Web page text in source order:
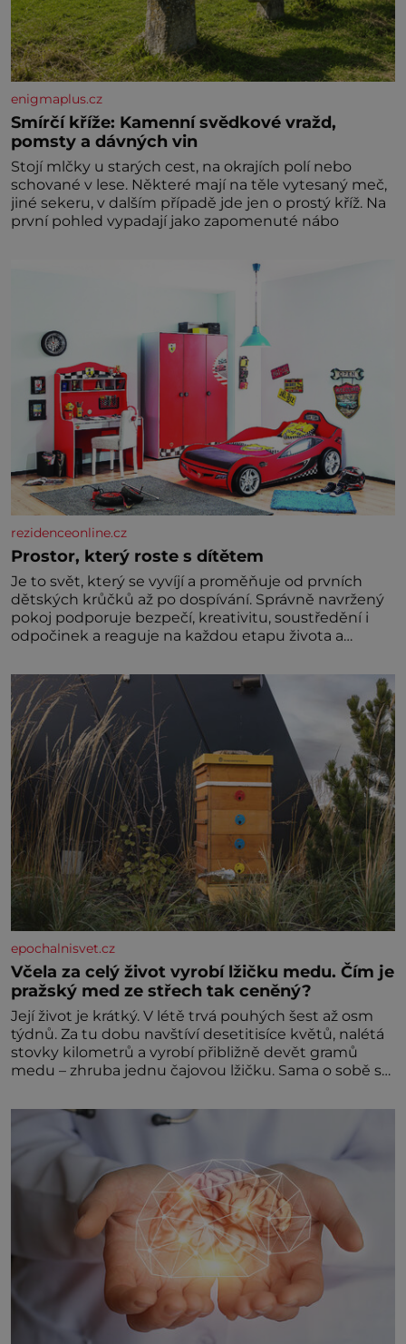
enigmaplus.cz
Smírčí kříže: Kamenní svědkové vražd,
pomsty a dávných vin
Stojí mlčky u starých cest, na okrajích polí nebo
schované v lese. Některé mají na těle vytesaný meč,
jiné sekeru, v dalším případě jde jen o prostý kříž. Na
první pohled vypadají jako zapomenuté nábo
rezidenceonline.cz
Prostor, který roste s dítětem
Je to svět, který se vyvíjí a proměňuje od prvních
dětských krůčků až po dospívání. Správně navržený
pokoj podporuje bezpečí, kreativitu, soustředění i
odpočinek a reaguje na každou etapu života a
jednoduchost, měkkost a bezpečí, proto by pokoj
miminka měl působit především klidně a útulně.
Předškolní věk je
epochalnisvet.cz
Včela za celý život vyrobí lžičku medu. Čím je
pražský med ze střech tak ceněný?
Její život je krátký. V létě trvá pouhých šest až osm
týdnů. Za tu dobu navštíví desetitisíce květů, nalétá
stovky kilometrů a vyrobí přibližně devět gramů
medu – zhruba jednu čajovou lžičku. Sama o sobě se
dalšími desítkami tisíc příslušnic svého včelstva,
vznikne jeden z nejdokonalejších organismů